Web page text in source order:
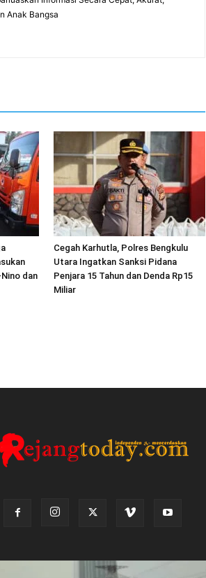
Anak Bangsa
dan
Cegah Karhutla, Polres Bengkulu
Utara Ingatkan Sanksi Pidana
Penjara 15 Tahun dan Denda Rp15
Miliar